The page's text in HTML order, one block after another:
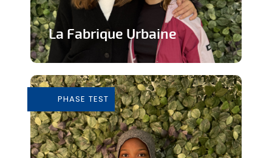
La Fabrique Urbaine
outils pour consommer de façon...
En savoir plus
PHASE TEST